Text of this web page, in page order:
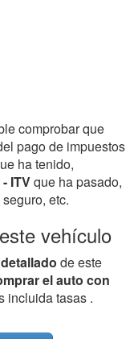
comprobar que
pago de impuestos
ha tenido,
ITVque ha pasado,
etc.
vehículo
de este
el auto con
incluida tasas .